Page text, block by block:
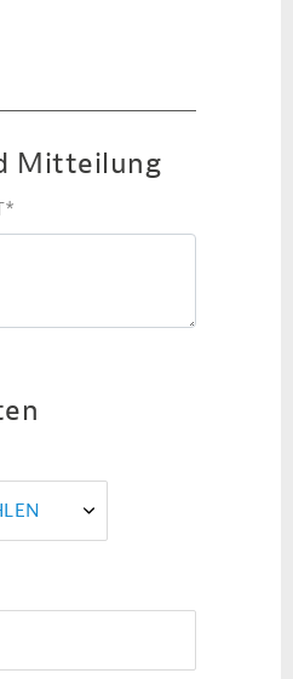
Mitteilung
*